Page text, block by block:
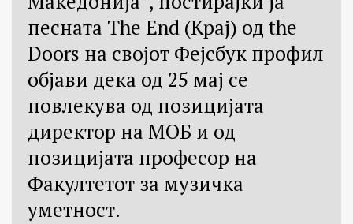
песната The End (Крај) од the
Doors на својот Фејсбук профил
објави дека од 25 мај се
повлекува од позицијата
директор на МОБ и од
позицијата професор на
Факултетот за музичка
уметност.